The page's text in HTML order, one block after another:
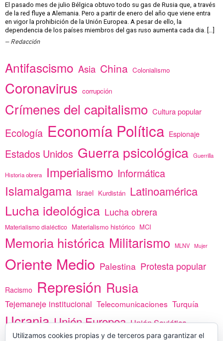
El pasado mes de julio Bélgica obtuvo todo su gas de Rusia que, a través
de la red fluye a Alemania. Pero a partir de enero del año que viene entra
en vigor la prohibición de la Unión Europea. A pesar de ello, la
dependencia de los países miembros del gas ruso aumenta cada dia. […]
Redacción
Antifascismo Asia China Colonialismo
Coronavirus corrupción
Crímenes del capitalismo Cultura popular
Ecología Economía Política Espionaje
Estados Unidos Guerra psicológica Guerrilla
Historia obrera Imperialismo Informática
Islamalgama Israel Kurdistán Latinoamérica
Lucha ideológica Lucha obrera
Materialismo dialéctico Materialismo histórico MCI
Memoria histórica Militarismo MLNV Mujer
Oriente Medio Palestina Protesta popular
Racismo Represión Rusia
Tejemaneje institucional Telecomunicaciones Turquía
Ucrania Unión Europea Unión Soviética
Utilizamos cookies propias y de terceros para garantizar el